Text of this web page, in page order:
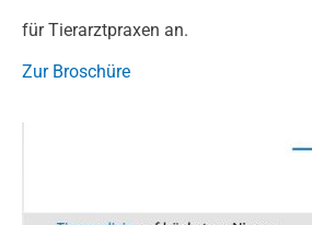
für Tierarztpraxen an.
Zur Broschüre